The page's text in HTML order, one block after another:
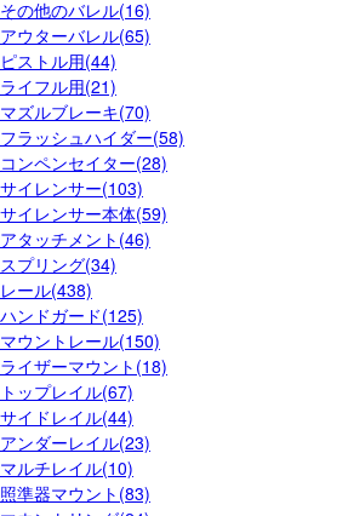
その他のバレル(16)
アウターバレル(65)
ピストル用(44)
ライフル用(21)
マズルブレーキ(70)
フラッシュハイダー(58)
コンペンセイター(28)
サイレンサー(103)
サイレンサー本体(59)
アタッチメント(46)
スプリング(34)
レール(438)
ハンドガード(125)
マウントレール(150)
ライザーマウント(18)
トップレイル(67)
サイドレイル(44)
アンダーレイル(23)
マルチレイル(10)
照準器マウント(83)